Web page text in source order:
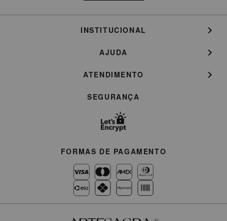
INSTITUCIONAL
AJUDA
ATENDIMENTO
SEGURANÇA
FORMAS DE PAGAMENTO